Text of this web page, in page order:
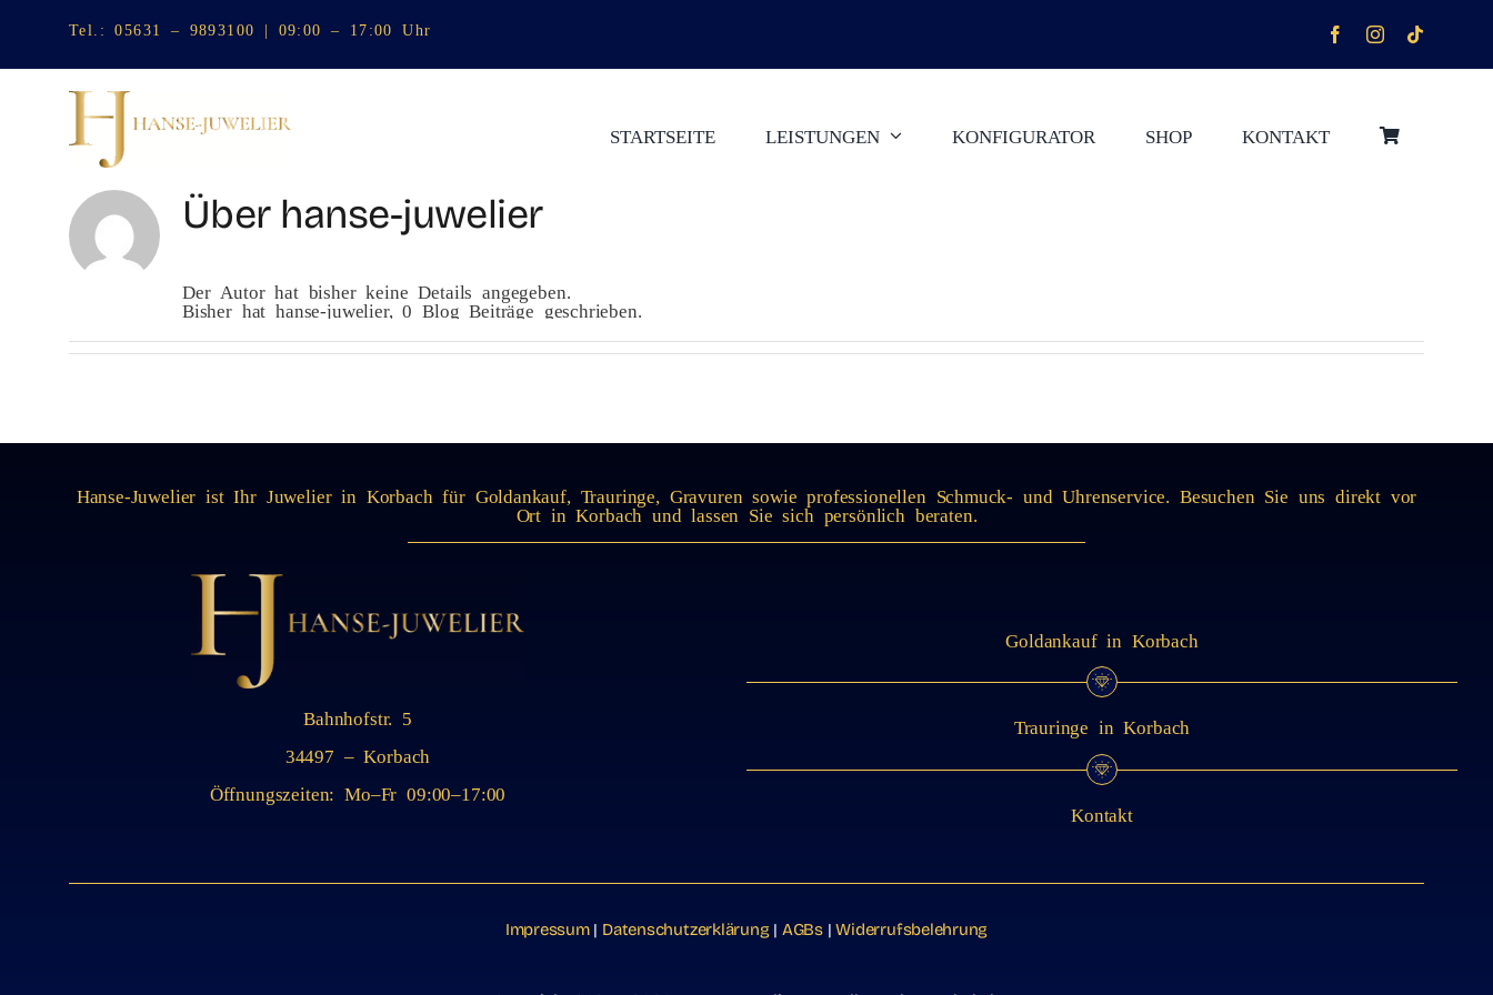
Tel.:05631 – 9893100 | 09:00 – 17:00 Uhr
STARTSEITE LEISTUNGEN KONFIGURATOR SHOP KONTAKT
Über hanse-juwelier
Der Autor hat bisher keine Details angegeben.
Bisher hat hanse-juwelier, 0 Blog Beiträge geschrieben.
Hanse-Juwelier ist Ihr Juwelier in Korbach für Goldankauf, Trauringe, Gravuren sowie professionellen Schmuck- und Uhrenservice. Besuchen Sie uns direkt vor
Ort in Korbach und lassen Sie sich persönlich beraten.
Bahnhofstr. 5
34497 – Korbach
Öffnungszeiten: Mo–Fr 09:00–17:00
Goldankauf in Korbach
Trauringe in Korbach
Kontakt
Impressum| Datenschutzerklärung | AGBs|Widerrufsbelehrung